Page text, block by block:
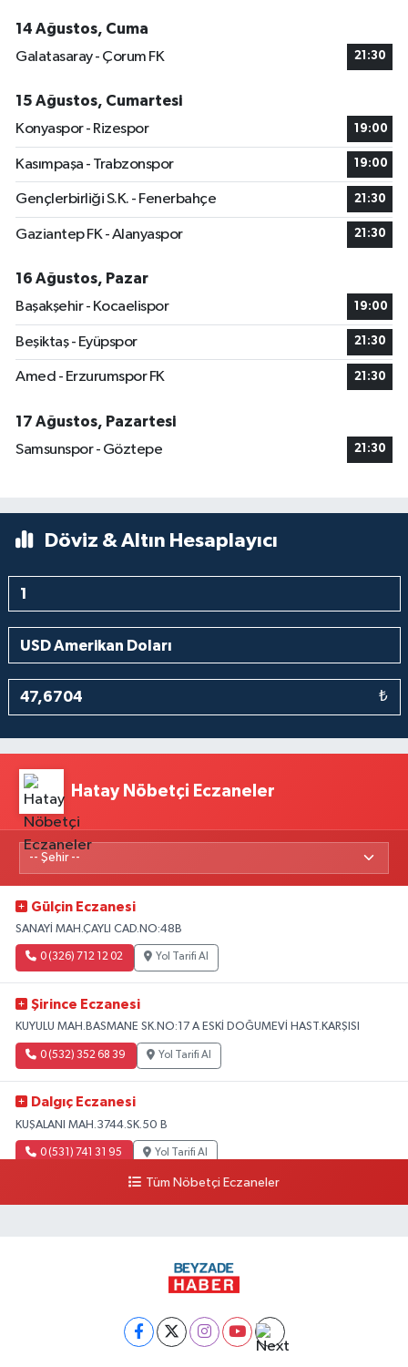
14 Ağustos, Cuma
Galatasaray - Çorum FK
21:30
15 Ağustos, Cumartesi
Konyaspor - Rizespor
19:00
Kasımpaşa - Trabzonspor 19:00
Gençlerbirliği S.K. - Fenerbahçe 21:30
Gaziantep FK - Alanyaspor 21:30
16 Ağustos, Pazar
Başakşehir - Kocaelispor
19:00
Beşiktaş - Eyüpspor 21:30
Amed - Erzurumspor FK 21:30
17 Ağustos, Pazartesi
Samsunspor - Göztepe
21:30
Döviz & Altın Hesaplayıcı
₺
Hatay Nöbetçi Eczaneler
Gülçin Eczanesi
SANAYİ MAH.ÇAYLI CAD.NO:48B
0 (326) 712 12 02 Yol Tarifi Al
Şirince Eczanesi
KUYULU MAH.BASMANE SK.NO:17 A ESKİ DOĞUMEVİ HAST.KARŞISI
0 (532) 352 68 39 Yol Tarifi Al
Dalgıç Eczanesi
KUŞALANI MAH.3744.SK.50 B
0 (531) 741 31 95 Yol Tarifi Al
İskenderun-antakya yolu üzeri Serinyol Mah. Büyükdalyan Konteyner Kent
Tüm Nöbetçi Eczaneler